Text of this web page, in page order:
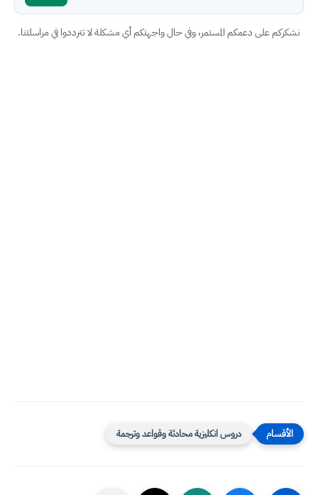
نشكركم على دعمكم المستمر، وفي حال واجهتكم أي مشكلة لا تترددوا في مراسلتنا.
دروس انكليزية محادثة وقواعد وترجمة